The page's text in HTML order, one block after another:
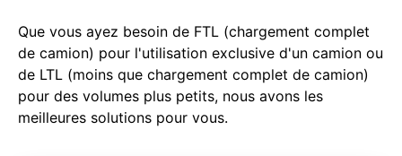
Que vous ayez besoin de FTL (chargement complet
de camion) pour l'utilisation exclusive d'un camion ou
de LTL (moins que chargement complet de camion)
pour des volumes plus petits, nous avons les
meilleures solutions pour vous.